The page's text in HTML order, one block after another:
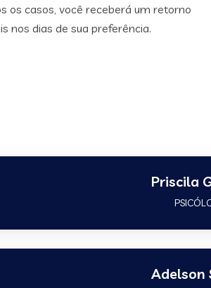
casos, você receberá um retorno
nos dias de sua preferência.
Priscila
Adelson